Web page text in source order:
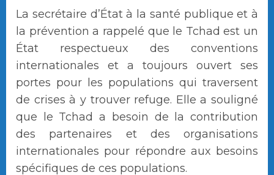
La secrétaire d’État à la santé publique et à
la prévention a rappelé que le Tchad est un
État respectueux des conventions
internationales et a toujours ouvert ses
portes pour les populations qui traversent
de crises à y trouver refuge. Elle a souligné
que le Tchad a besoin de la contribution
des partenaires et des organisations
internationales pour répondre aux besoins
spécifiques de ces populations.